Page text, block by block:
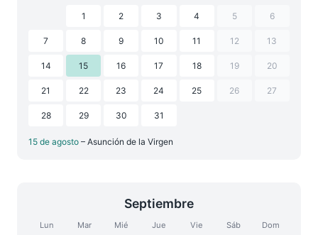
1 2 3 4 5 6
7 8 9 10 11 12 13
14 15 16 17 18 19 20
21 22 23 24 25 26 27
28 29 30 31
15 de agosto – Asunción de la Virgen
Septiembre
Lun Mar Mié Jue Vie Sáb Dom